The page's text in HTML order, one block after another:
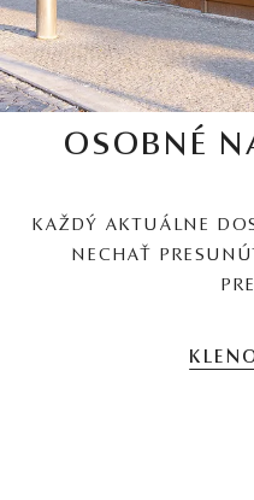
OSOBNÉ
KAŽDÝ AKTUÁLNE
NECHAŤ